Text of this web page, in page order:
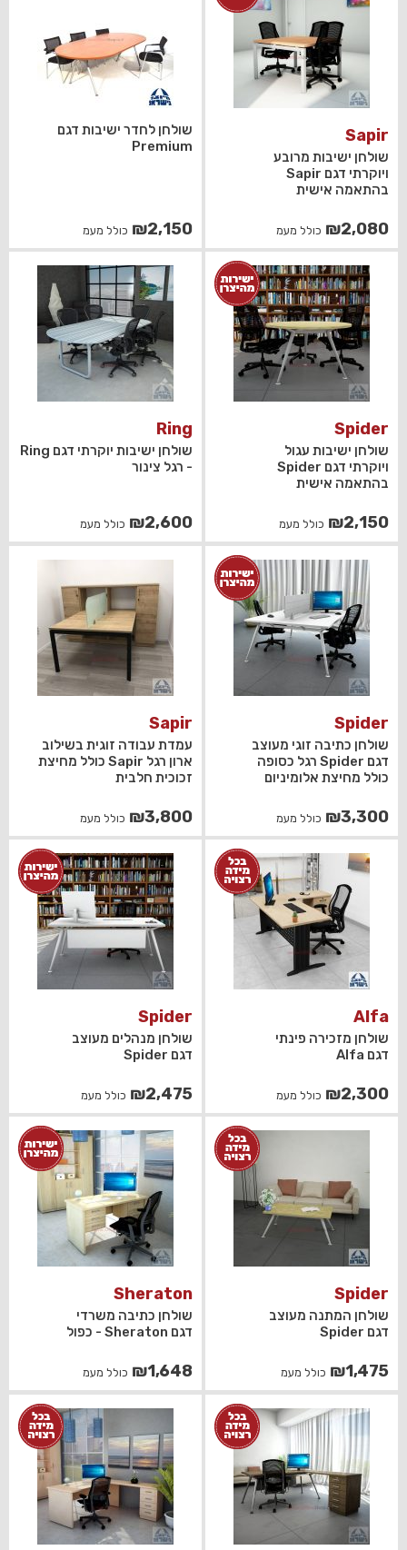
Sapir
שולחן ישיבות מרובע
ויוקרתי דגם Sapir
בהתאמה אישית
₪2,080 כולל מעמ
שולחן לחדר ישיבות דגם
Premium
₪2,150 כולל מעמ
Spider
שולחן ישיבות עגול
ויוקרתי דגם Spider
בהתאמה אישית
₪2,150 כולל מעמ
Ring
שולחן ישיבות יוקרתי דגם Ring
- רגל צינור
₪2,600 כולל מעמ
Spider
שולחן כתיבה זוגי מעוצב
דגם Spider רגל כסופה
כולל מחיצת אלומיניום
₪3,300 כולל מעמ
Sapir
עמדת עבודה זוגית בשילוב
ארון רגל Sapir כולל מחיצת
זכוכית חלבית
₪3,800 כולל מעמ
Alfa
שולחן מזכירה פינתי
דגם Alfa
₪2,300 כולל מעמ
Spider
שולחן מנהלים מעוצב
דגם Spider
₪2,475 כולל מעמ
Spider
שולחן המתנה מעוצב
דגם Spider
₪1,475 כולל מעמ
Sheraton
שולחן כתיבה משרדי
דגם Sheraton - כפול
₪1,648 כולל מעמ